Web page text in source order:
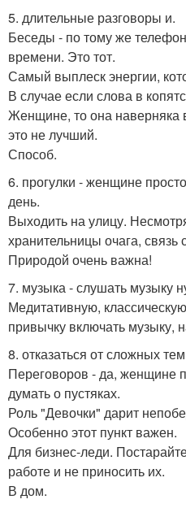
5. длительные разговоры и.
Беседы - по тому же
времени. Это тот.
Самый выплеск энергии,
В случае если слова в
Женщине, то она наверняка
это не лучший.
Способ.
6. прогулки - женщине
день.
Выходить на улицу.
хранительницы очага, связь
Природой очень важна!
7. музыка - слушать музыку
Медитативную,
привычку включать музыку,
8. отказаться от сложных
Переговоров - да, женщине
думать о пустяках.
Роль "Девочки" дарит
Особенно этот пункт важен.
Для бизнес-леди.
работе и не приносить их.
В дом.